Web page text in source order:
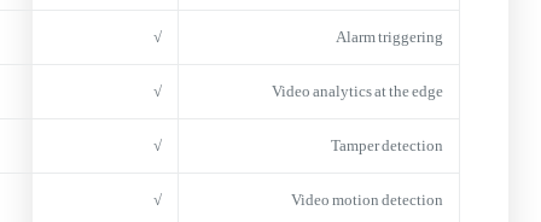
Alarm triggering
√
Video analytics at the edge
√
Tamper detection
√
Video motion detection
√